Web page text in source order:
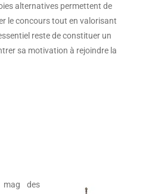
alternatives permettent de
le concours tout en valorisant
reste de constituer un
sa motivation à rejoindre la
des